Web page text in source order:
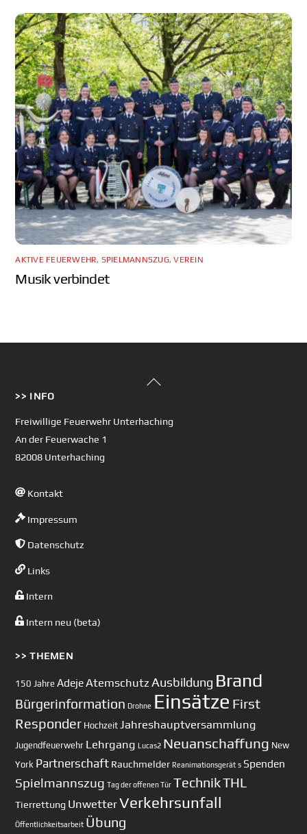
AKTIVE FEUERWEHR, SPIELMANNSZUG,VEREIN
Musik verbindet
Back
>> INFO
Freiwillige Feuerwehr Unterhaching
An der Feuerwache 1
82008 Unterhaching
Kontakt
Impressum
Datenschutz
Links
Intern
Intern neu (beta)
>> THEMEN
150 Jahre AdejeAtemschutz Ausbildung Brand
Bürgerinformation Drohne Einsätze First
Responder Hochzeit Jahreshauptversammlung
Jugendfeuerwehr Lehrgang Lucas2 Neuanschaffung New
York Partnerschaft Rauchmelder Reanimationsgerät s Spenden
Spielmannszug Tag der offenen Tür TechnikTHL
Tierrettung UnwetterVerkehrsunfall
Öffentlichkeitsarbeit Übung